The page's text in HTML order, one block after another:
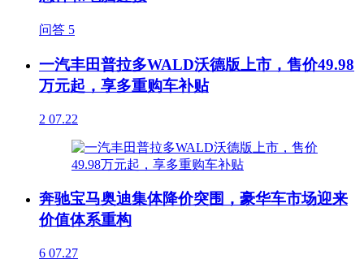
问答 5
一汽丰田普拉多WALD沃德版上市，售价49.98
万元起，享多重购车补贴
2 07.22
奔驰宝马奥迪集体降价突围，豪华车市场迎来
价值体系重构
6 07.27